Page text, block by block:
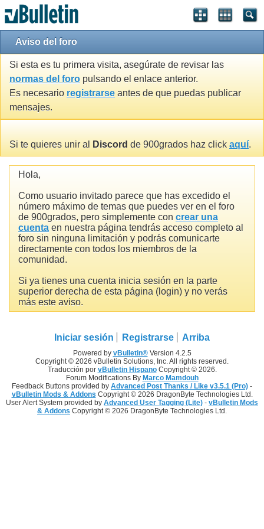
Aviso del foro
Si esta es tu primera visita, asegúrate de revisar las
normas del foro pulsando el enlace anterior.
Es necesario registrarse antes de que puedas publicar
mensajes.
Si te quieres unir al Discord de 900grados haz click aquí.
Hola,
Como usuario invitado parece que has excedido el
número máximo de temas que puedes ver en el foro
de 900grados, pero simplemente con crear una
cuenta en nuestra página tendrás acceso completo al
foro sin ninguna limitación y podrás comunicarte
directamente con todos los miembros de la
comunidad.
Si ya tienes una cuenta inicia sesión en la parte
superior derecha de esta página (login) y no verás
más este aviso.
Iniciar sesión Registrarse Arriba
Powered by vBulletin®Version 4.2.5
Copyright © 2026 vBulletin Solutions, Inc. All rights reserved.
Traducción por vBulletin HispanoCopyright © 2026.
Forum Modifications By Marco Mamdouh
Feedback Buttons provided by Advanced Post Thanks / Like v3.5.1 (Pro) -
vBulletin Mods & Addons Copyright © 2026 DragonByte Technologies Ltd.
User Alert System provided by Advanced User Tagging (Lite) - vBulletin Mods
& Addons Copyright © 2026 DragonByte Technologies Ltd.